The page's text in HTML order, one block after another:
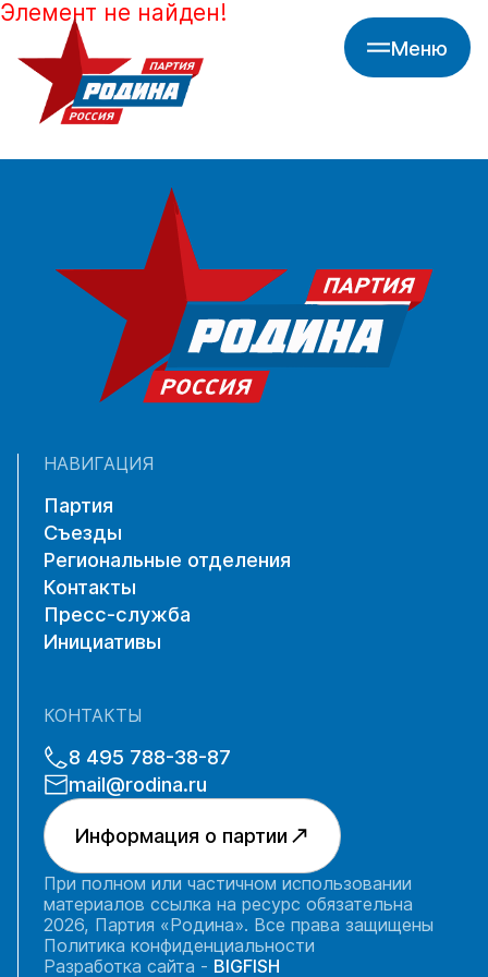
Меню
Элемент не найден!
НАВИГАЦИЯ
Партия
Съезды
Региональные отделения
Контакты
Пресс-служба
Инициативы
КОНТАКТЫ
8 495 788-38-87
mail@rodina.ru
Информация о партии
При полном или частичном использовании
материалов ссылка на ресурс обязательна
2026, Партия «Родина». Все права защищены
Политика конфиденциальности
Разработка сайта - BIGFISH